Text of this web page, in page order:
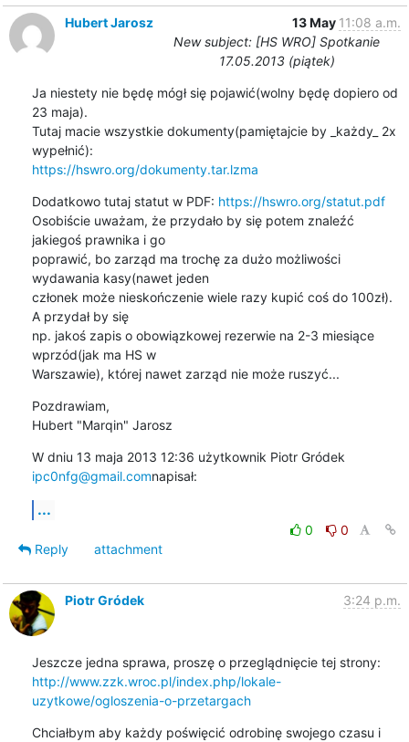
Hubert Jarosz
13 May 11:08 a.m.
New subject: [HS WRO] Spotkanie
17.05.2013 (piątek)
Ja niestety nie będę mógł się pojawić(wolny będę dopiero od
23 maja).
Tutaj macie wszystkie dokumenty(pamiętajcie by _każdy_ 2x
https://hswro.org/dokumenty.tar.lzma
Dodatkowo tutaj statut w PDF: https://hswro.org/statut.pdf
Osobiście uważam, że przydało by się potem znaleźć
jakiegoś prawnika i go
poprawić, bo zarząd ma trochę za dużo możliwości
wydawania kasy(nawet jeden
członek może nieskończenie wiele razy kupić coś do 100zł).
A przydał by się
np. jakoś zapis o obowiązkowej rezerwie na 2-3 miesiące
wprzód(jak ma HS w
Warszawie), której nawet zarząd nie może ruszyć...
Pozdrawiam,
Hubert "Marqin" Jarosz
ipc0nfg@gmail.comnapisał:
...
0
0
Reply
attachment
Piotr Gródek 3:24 p.m.
http://www.zzk.wroc.pl/index.php/lokale-
uzytkowe/ogloszenia-o-przetargach
Chciałbym aby każdy poświęcić odrobinę swojego czasu i